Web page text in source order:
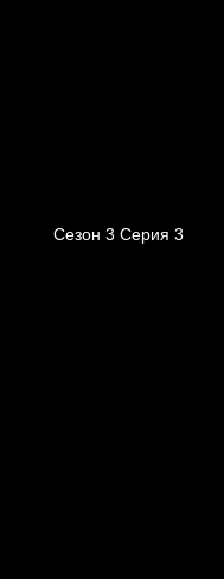
Сезон 3 Серия 3